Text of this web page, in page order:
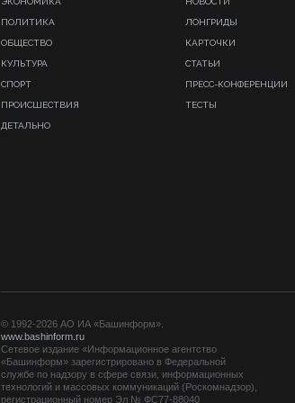
ПОЛИТИКА
ОБЩЕСТВО
КУЛЬТУРА
СПОРТ
ПРОИСШЕСТВИЯ
ДЕТАЛЬНО
ЛОНГРИДЫ
КАРТОЧКИ
СТАТЬИ
ПРЕСС-КОНФЕРЕНЦИИ
ТЕСТЫ
© 1992-2026 АО ИА «Башинформ».
www.bashinform.ru
Сетевое издание «Информационное агентство
«Башинформ» зарегистрировано в Федеральной
службе по надзору в сфере связи, информационных
технологий и массовых коммуникаций (Роскомнадзор),
регистрационный номер Эл № ФС77-88040